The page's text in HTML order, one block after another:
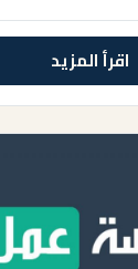
اقرأ المزيد